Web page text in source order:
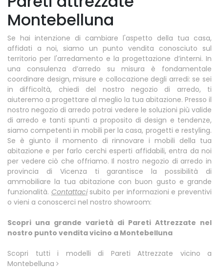
Montebelluna
Se hai intenzione di cambiare l'aspetto della tua casa,
affidati a noi, siamo un punto vendita conosciuto sul
territorio per l'arredamento e la progettazione d’interni. In
una consulenza d’arredo su misura è fondamentale
coordinare design, misure e collocazione degli arredi: se sei
in difficoltà, chiedi del nostro negozio di arredo, ti
aiuteremo a progettare al meglio la tua abitazione. Presso il
nostro negozio di arredo potrai vedere le soluzioni più valide
di arredo e tanti spunti a proposito di design e tendenze,
siamo competenti in mobili per la casa, progetti e restyling.
Se è giunto il momento di rinnovare i mobili della tua
abitazione e per farlo cerchi esperti affidabili, entra da noi
per vedere ciò che offriamo. Il nostro negozio di arredo in
provincia di Vicenza ti garantisce la possibilità di
ammobiliare la tua abitazione con buon gusto e grande
funzionalità. Contattacisubito per informazioni e preventivi
o vieni a conoscerci nel nostro showroom:
Scopri una grande varietà di Pareti Attrezzate nel
nostro punto vendita vicino a Montebelluna
Scopri tutti i modelli di Pareti Attrezzate vicino a
Montebelluna